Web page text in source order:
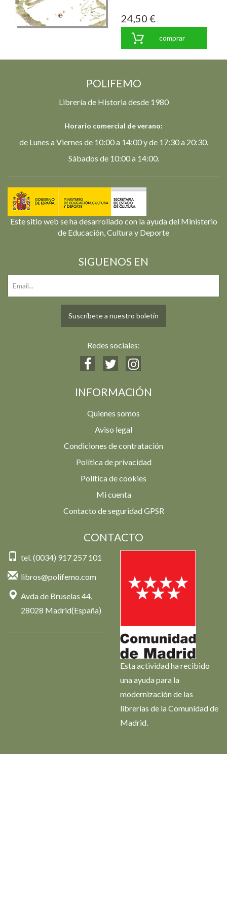
24,50 €
comprar
POLIFEMO
Librería de Historia desde 1980
Horario comercial de verano:
de Lunes a Viernes de 10:00 a 14:00 y de 17:30 a 20:30.
Sábados de 10:00 a 14:00.
Este sitio web se ha desarrollado con la ayuda del Ministerio
de Educación, Cultura y Deporte
SIGUENOS EN
Suscríbete a nuestro boletín
Redes sociales:
INFORMACIÓN
Quienes somos
Aviso legal
Condiciones de contratación
Política de privacidad
Política de cookies
Mi cuenta
Contacto de seguridad GPSR
CONTACTO
tel. (0034) 917 257 101
libros@polifemo.com
Avda de Bruselas 44,
28028 Madrid(España)
Esta actividad ha recibido
una ayuda para la
modernización de las
librerías de la Comunidad de
Madrid.